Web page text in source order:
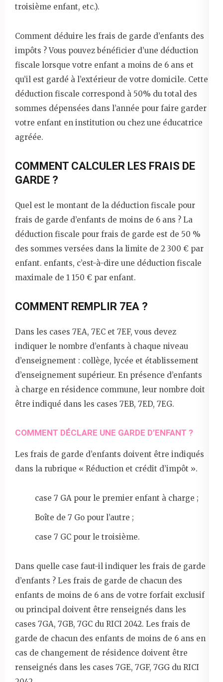
troisième enfant, etc.).
Comment déduire les frais de garde d’enfants des
impôts ? Vous pouvez bénéficier d’une déduction
fiscale lorsque votre enfant a moins de 6 ans et
qu’il est gardé à l’extérieur de votre domicile. Cette
déduction fiscale correspond à 50% du total des
sommes dépensées dans l’année pour faire garder
votre enfant en institution ou chez une éducatrice
agréée.
COMMENT CALCULER LES FRAIS DE
GARDE ?
Quel est le montant de la déduction fiscale pour
frais de garde d’enfants de moins de 6 ans ? La
déduction fiscale pour frais de garde est de 50 %
des sommes versées dans la limite de 2 300 € par
enfant. enfants, c’est-à-dire une déduction fiscale
maximale de 1 150 € par enfant.
COMMENT REMPLIR 7EA ?
Dans les cases 7EA, 7EC et 7EF, vous devez
indiquer le nombre d’enfants à chaque niveau
d’enseignement : collège, lycée et établissement
d’enseignement supérieur. En présence d’enfants
à charge en résidence commune, leur nombre doit
être indiqué dans les cases 7EB, 7ED, 7EG.
COMMENT DÉCLARE UNE GARDE D’ENFANT ?
Les frais de garde d’enfants doivent être indiqués
dans la rubrique « Réduction et crédit d’impôt ».
case 7 GA pour le premier enfant à charge ;
Boîte de 7 Go pour l’autre ;
case 7 GC pour le troisième.
Dans quelle case faut-il indiquer les frais de garde
d’enfants ? Les frais de garde de chacun des
enfants de moins de 6 ans de votre forfait exclusif
ou principal doivent être renseignés dans les
cases 7GA, 7GB, 7GC du RICI 2042. Les frais de
garde de chacun des enfants de moins de 6 ans en
cas de changement de résidence doivent être
renseignés dans les cases 7GE, 7GF, 7GG du RICI